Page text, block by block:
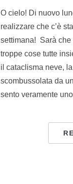
O cielo! Di nuovo
realizzare che c’è
settimana! Sarà che
troppe cose tutte
il cataclisma neve,
scombussolata da
sento veramente